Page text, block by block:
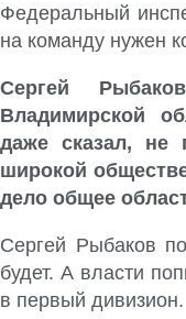
Федеральный
на команду нужен
Сергей
Владимирской
даже сказал, не
широкой
дело общее
Сергей Рыбаков
будет. А власти
в первый дивизион.